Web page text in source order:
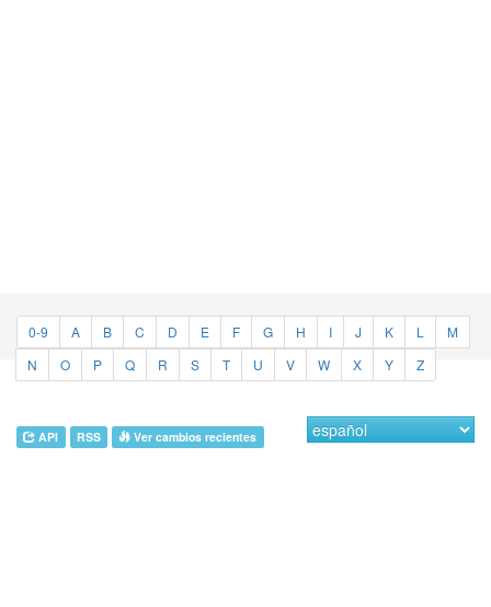
0-9 A B C D E F G H I J K L
M
N
O P Q R S T U V W X Y Z
API RSS Ver cambios recientes